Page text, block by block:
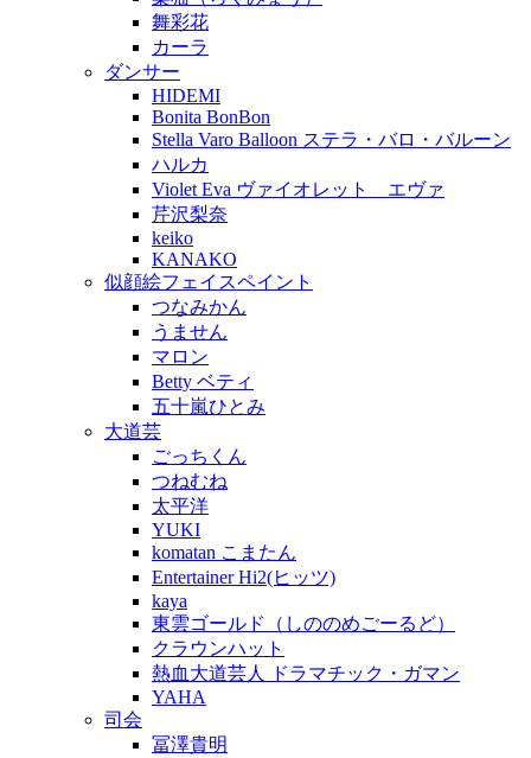
舞彩花
カーラ
ダンサー
HIDEMI
Bonita BonBon
Stella Varo Balloon ステラ・バロ・バルーン
ハルカ
Violet Eva ヴァイオレット エヴァ
芹沢梨奈
keiko
KANAKO
似顔絵フェイスペイント
つなみかん
うません
マロン
Betty ベティ
五十嵐ひとみ
大道芸
ごっちくん
つねむね
太平洋
YUKI
komatan こまたん
Entertainer Hi2(ヒッツ)
kaya
東雲ゴールド（しののめごーるど）
クラウンハット
熱血大道芸人 ドラマチック・ガマン
YAHA
司会
冨澤貴明